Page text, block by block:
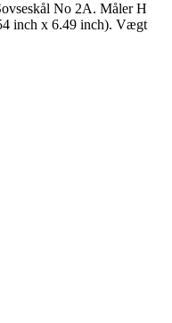
No 2A. Måler H
inch x 6.49 inch). Vægt